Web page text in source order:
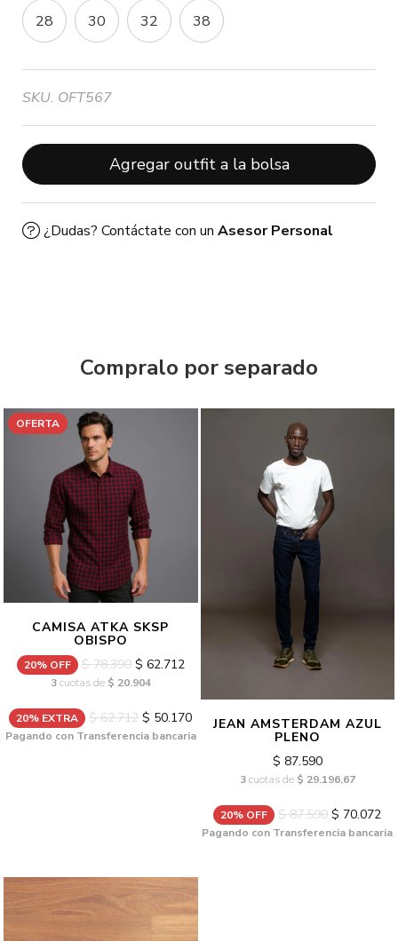
28 30 32 38
SKU. OFT567
Agregar outfit a la bolsa
¿Dudas? Contáctate con un Asesor Personal
Compralo por separado
OFERTA
CAMISA ATKA SKSP
OBISPO
20% OFF $ 78.390$ 62.712
3cuotas de $ 20.904
20% EXTRA $ 62.712 $ 50.170
Pagando con Transferencia bancaria
JEAN AMSTERDAM AZUL
PLENO
$ 87.590
3cuotas de $ 29.196,67
20% OFF $ 87.590 $ 70.072
Pagando con Transferencia bancaria